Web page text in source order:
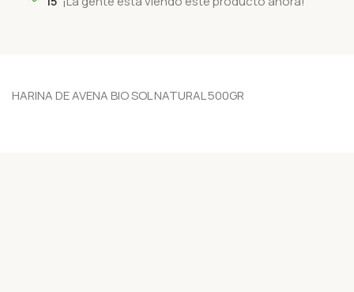
HARINA DE AVENA BIO SOL NATURAL 500GR